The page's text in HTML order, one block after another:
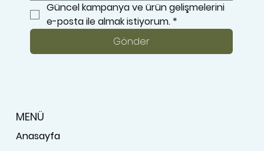
Güncel kampanya ve ürün gelişmelerini
e-posta ile almak istiyorum. *
Gönder
MENÜ
Anasayfa